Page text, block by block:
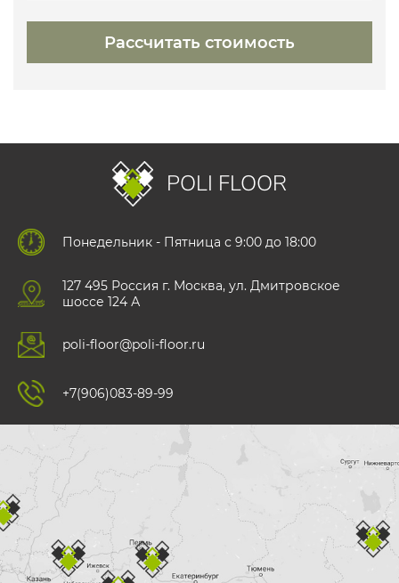
POLI FLOOR
Понедельник - Пятница с 9:00 до 18:00
127 495 Роccия г. Москва, ул. Дмитровское
шоссе 124 А
poli-floor@poli-floor.ru
+7(906)083-89-99